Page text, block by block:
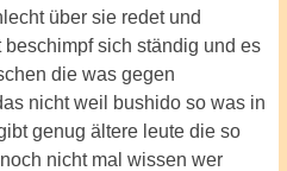
über sie redet und
sich ständig und es
die was gegen
nicht weil bushido so was in
genug ältere leute die so
nicht mal wissen wer